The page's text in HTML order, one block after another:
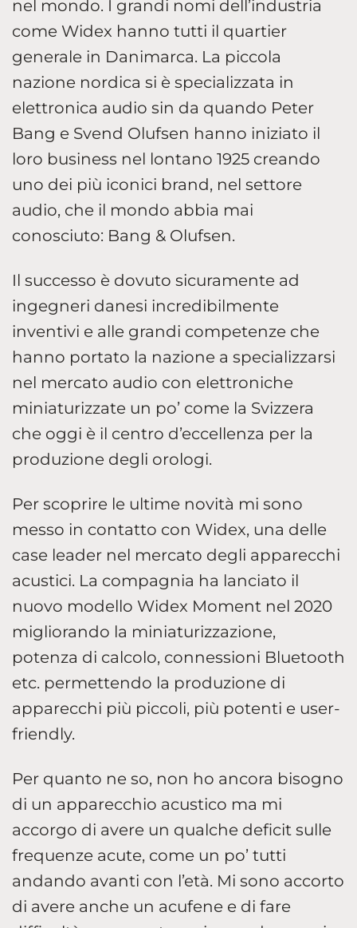
nel mondo. I grandi nomi dell’industria
come Widex hanno tutti il quartier
generale in Danimarca. La piccola
nazione nordica si è specializzata in
elettronica audio sin da quando Peter
Bang e Svend Olufsen hanno iniziato il
loro business nel lontano 1925 creando
uno dei più iconici brand, nel settore
audio, che il mondo abbia mai
conosciuto: Bang & Olufsen.
Il successo è dovuto sicuramente ad
ingegneri danesi incredibilmente
inventivi e alle grandi competenze che
hanno portato la nazione a specializzarsi
nel mercato audio con elettroniche
miniaturizzate un po’ come la Svizzera
che oggi è il centro d’eccellenza per la
produzione degli orologi.
Per scoprire le ultime novità mi sono
messo in contatto con Widex, una delle
case leader nel mercato degli apparecchi
acustici. La compagnia ha lanciato il
nuovo modello Widex Moment nel 2020
migliorando la miniaturizzazione,
potenza di calcolo, connessioni Bluetooth
etc. permettendo la produzione di
apparecchi più piccoli, più potenti e user-
friendly.
Per quanto ne so, non ho ancora bisogno
di un apparecchio acustico ma mi
accorgo di avere un qualche deficit sulle
frequenze acute, come un po’ tutti
andando avanti con l’età. Mi sono accorto
di avere anche un acufene e di fare